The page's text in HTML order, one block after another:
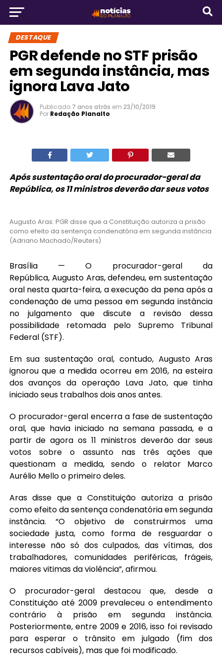
DESTAQUE
PGR defende no STF prisão
em segunda instância, mas
ignora Lava Jato
Publicado 7 anos atrás em 23/10/2019
Por Redação Planalto
Após sustentação oral do procurador-geral da
República, os 11 ministros deverão dar seus votos
Augusto Aras: PGR disse que a Constituição autoriza a prisão
como efeito da sentença condenatória em segunda instância
(Adriano Machado/Reuters)
Brasília — O procurador-geral da
República, Augusto Aras, defendeu, em sustentação
oral nesta quarta-feira, a execução da pena após a
condenação de uma pessoa em segunda instância
no julgamento que discute a revisão dessa
possibilidade retomada pelo Supremo Tribunal
Federal (STF).
Em sua sustentação oral, contudo, Augusto Aras
ignorou que a medida ocorreu em 2016, na esteira
dos avanços da operação Lava Jato, que tinha
iniciado seus trabalhos dois anos antes.
O procurador-geral encerra a fase de sustentação
oral, que havia iniciado na semana passada, e a
partir de agora os 11 ministros deverão dar seus
votos sobre o assunto nas três ações que
questionam a medida, sendo o relator Marco
Aurélio Mello o primeiro deles.
Aras disse que a Constituição autoriza a prisão
como efeito da sentença condenatória em segunda
instância. “O objetivo de construirmos uma
sociedade justa, como forma de resguardar o
interesse não só dos culpados, das vítimas, dos
trabalhadores, comunidades periféricas, frágeis,
maiores vitimas da violência”, afirmou.
O procurador-geral destacou que, desde a
Constituição até 2009 prevaleceu o entendimento
contrário à prisão em segunda instância.
Posteriormente, entre 2009 e 2016, isso foi revisado
para esperar o trânsito em julgado (fim dos
recursos cabíveis), mas que foi modificado.